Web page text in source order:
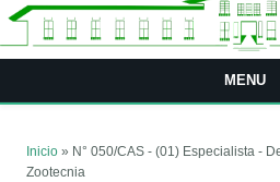
MENU
Inicio » N° 050/CAS - (01) Especialista -
Zootecnia